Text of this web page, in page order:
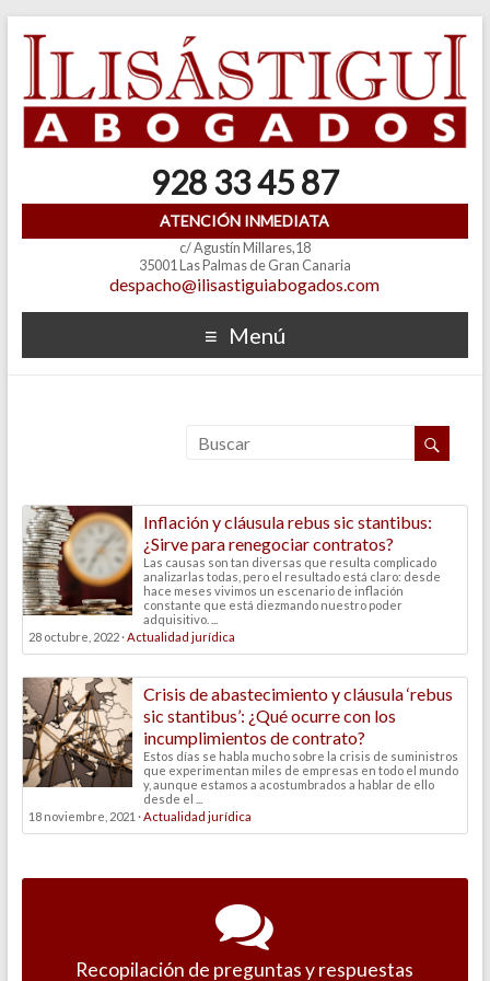
928 33 45 87
ATENCIÓN INMEDIATA
c/ Agustín Millares,18
35001 Las Palmas de Gran Canaria
despacho@ilisastiguiabogados.com
Menú
Inflación y cláusula rebus sic stantibus:
¿Sirve para renegociar contratos?
Las causas son tan diversas que resulta complicado
analizarlas todas, pero el resultado está claro: desde
hace meses vivimos un escenario de inflación
constante que está diezmando nuestro poder
adquisitivo. ...
28 octubre, 2022 ·Actualidad jurídica
Crisis de abastecimiento y cláusula ‘rebus
sic stantibus’: ¿Qué ocurre con los
incumplimientos de contrato?
Estos días se habla mucho sobre la crisis de suministros
que experimentan miles de empresas en todo el mundo
y, aunque estamos a acostumbrados a hablar de ello
desde el ...
18 noviembre, 2021 ·Actualidad jurídica
Recopilación de preguntas y respuestas